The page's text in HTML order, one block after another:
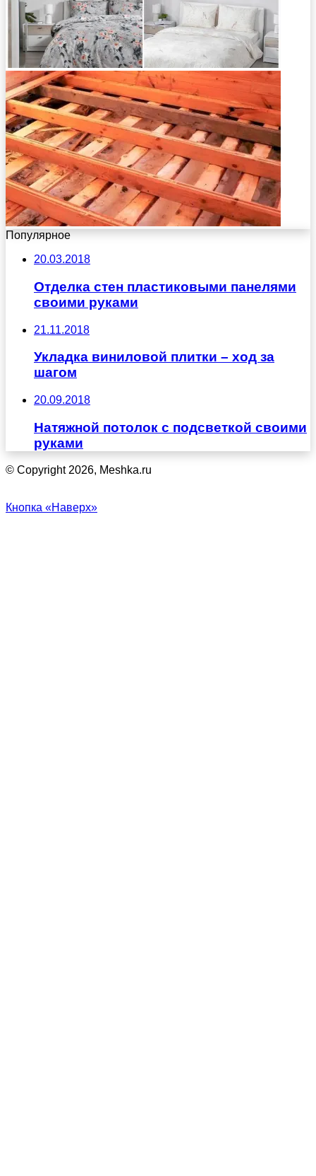
Популярное
20.03.2018
Отделка стен пластиковыми панелями
своими руками
21.11.2018
Укладка виниловой плитки – ход за
шагом
20.09.2018
Натяжной потолок с подсветкой своими
руками
© Copyright 2026, Meshka.ru
Кнопка «Наверх»